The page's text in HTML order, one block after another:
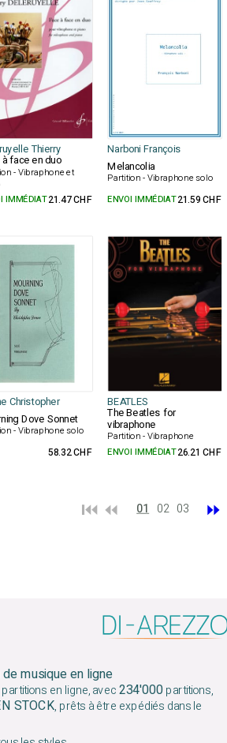
Thierry Narboni François
face en duo
- Vibraphone et Melancolia
Partition - Vibraphone solo
IMMÉDIAT21.47 CHF ENVOI IMMÉDIAT21.59 CHF
Christopher BEATLES
Dove Sonnet
- Vibraphone solo
The Beatles for
vibraphone
Partition - Vibraphone
58.32 CHF ENVOI IMMÉDIAT26.21 CHF
⏮️ ⏪ 01 02 03 ⏩
musique en ligne
en ligne, avec234'000partitions,
STOCK, prêts à être expédiés dans le